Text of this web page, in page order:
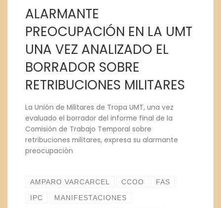
ALARMANTE
PREOCUPACIÓN EN LA UMT
UNA VEZ ANALIZADO EL
BORRADOR SOBRE
RETRIBUCIONES MILITARES
La Unión de Militares de Tropa UMT, una vez
evaluado el borrador del informe final de la
Comisión de Trabajo Temporal sobre
retribuciones militares, expresa su alarmante
preocupación
AMPARO VARCARCEL CCOO FAS
IPC MANIFESTACIONES